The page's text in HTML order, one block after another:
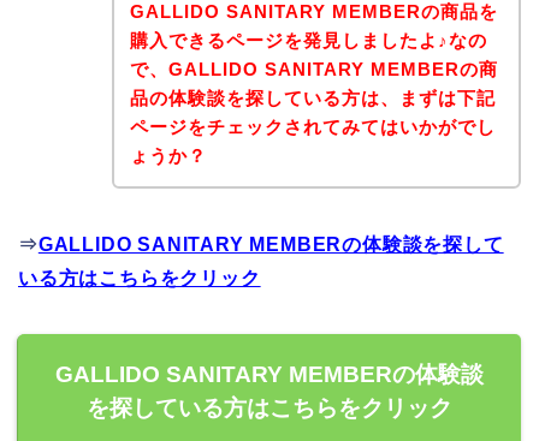
GALLIDO SANITARY MEMBERの商品を
購入できるページを発見しましたよ♪なの
で、GALLIDO SANITARY MEMBERの商
品の体験談を探している方は、まずは下記
ページをチェックされてみてはいかがでし
ょうか？
⇒GALLIDO SANITARY MEMBERの体験談を探して
いる方はこちらをクリック
GALLIDO SANITARY MEMBERの体験談
を探している方はこちらをクリック